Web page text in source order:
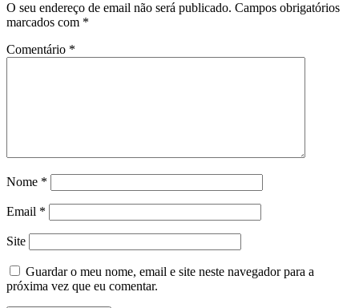
O seu endereço de email não será publicado. Campos obrigatórios
marcados com *
Comentário *
Nome *
Email *
Site
Guardar o meu nome, email e site neste navegador para a
próxima vez que eu comentar.